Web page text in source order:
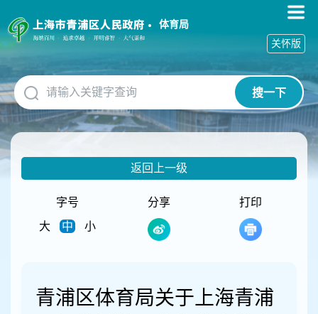
障
碍
作
说
明
跳
到
网
体育局
搜一下
关怀版
返回上一级
字号
大
中 小
分享 打印
青浦区体育局关于上海青浦